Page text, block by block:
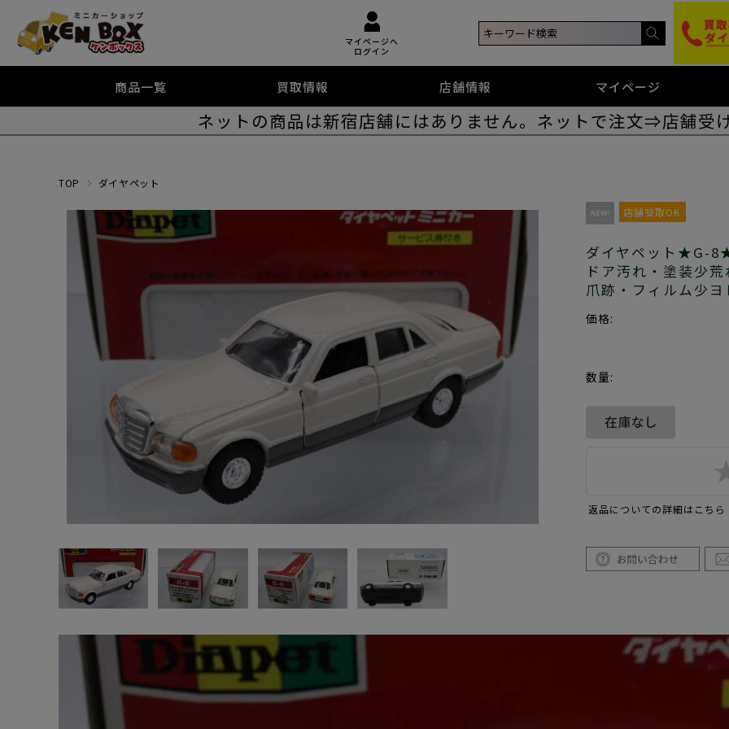
マイページへ
ログイン
商品一覧 買取情報 店舗情報 マイページ
ネットの商品は新宿店舗にはありません。ネットで注文⇒店舗受
TOP ダイヤペット
店舗受取OK
ダイヤペット★G-
ドア汚れ・塗装少
爪跡・フィルム少
価格:
数量:
返品についての詳細はこちら